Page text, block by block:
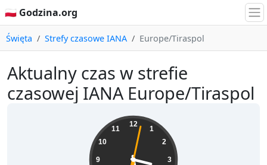
🇵🇱 Godzina.org
Święta Strefy czasowe IANA Europe/Tiraspol
Aktualny czas w strefie
czasowej IANA Europe/Tiraspol
12
1
2
3
9
10
11